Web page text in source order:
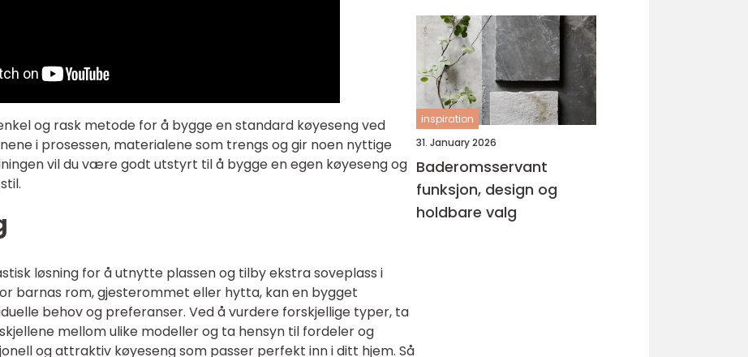
og rask metode for å bygge en standard køyeseng ved
i prosessen, materialene som trengs og gir noen nyttige
vil du være godt utstyrt til å bygge en egen køyeseng og
løsning for å utnytte plassen og tilby ekstra soveplass i
barnas rom, gjesterommet eller hytta, kan en bygget
behov og preferanser. Ved å vurdere forskjellige typer, ta
mellom ulike modeller og ta hensyn til fordeler og
og attraktiv køyeseng som passer perfekt inn i ditt hjem. Så
inspiration
31. January 2026
Baderomsservant
funksjon, design og
holdbare valg